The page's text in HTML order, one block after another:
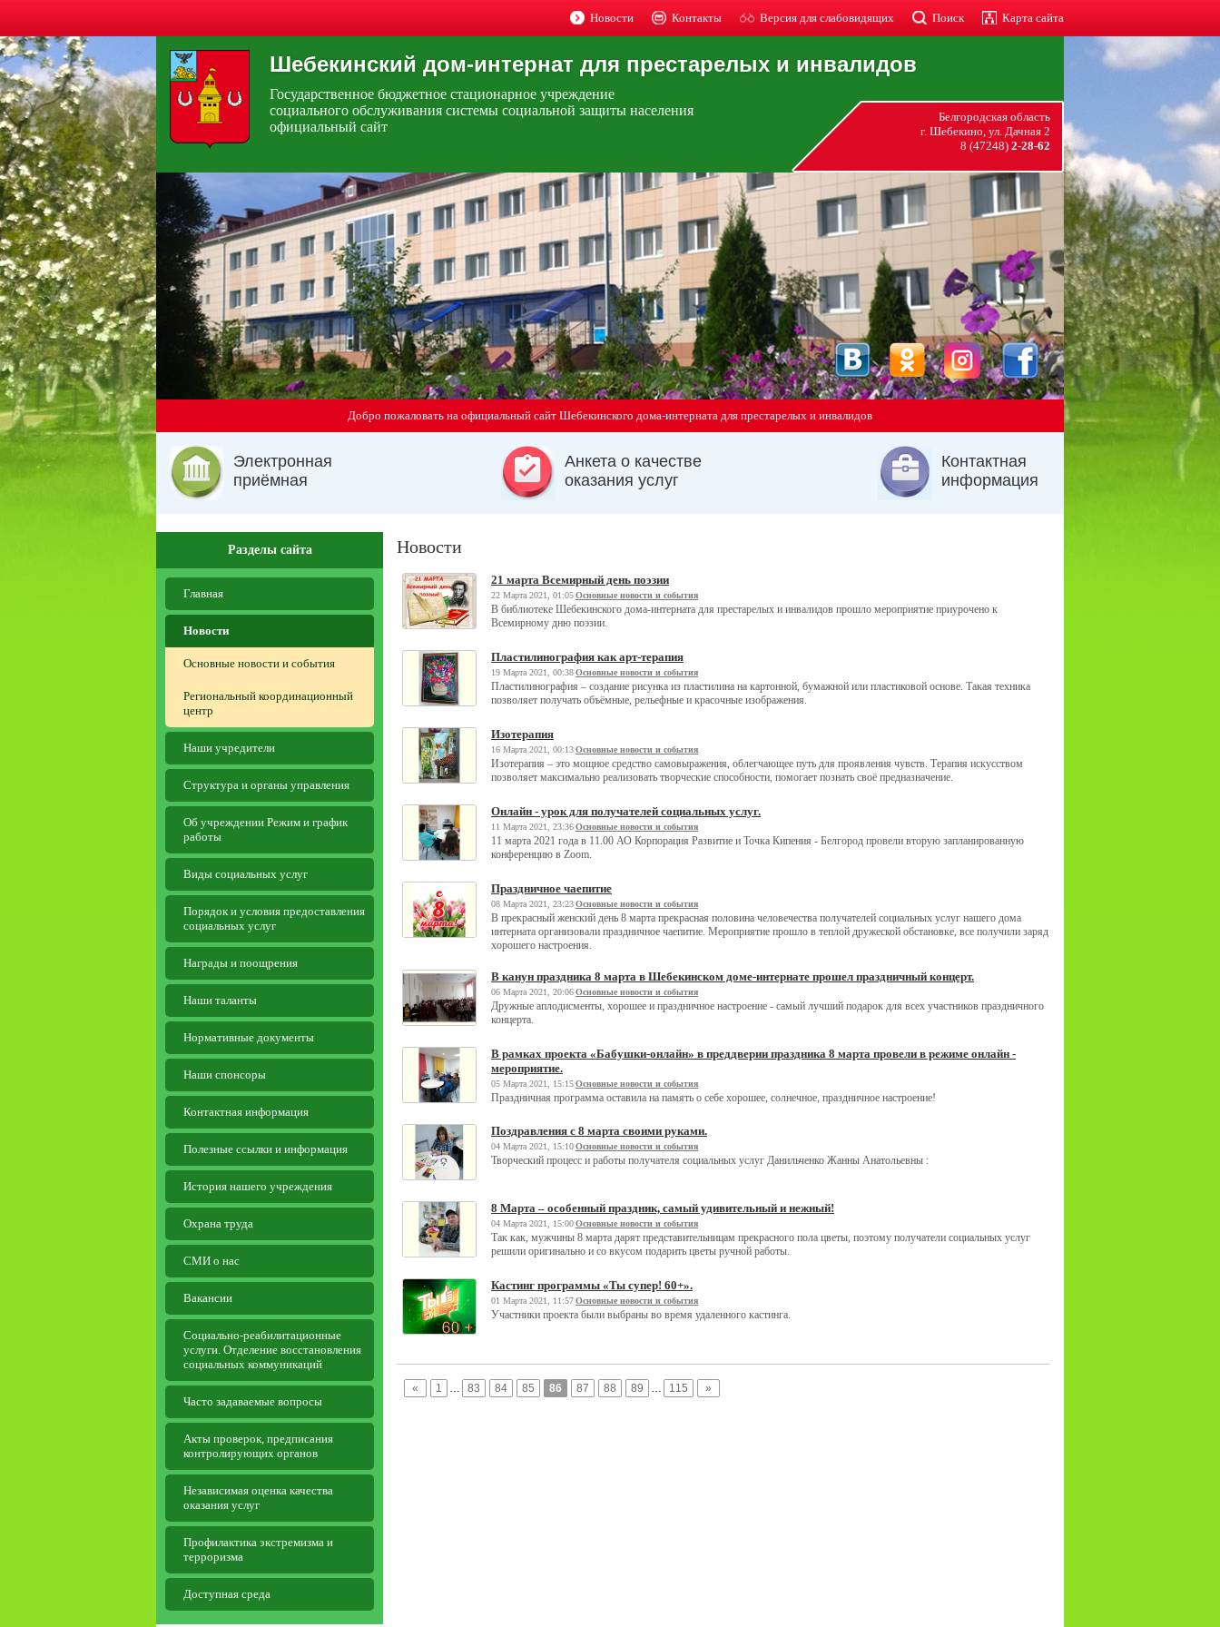
Новости Контакты Версия для слабовидящих Поиск Карта сайта
Шебекинский дом-интернат для престарелых и инвалидов
Государственное бюджетное стационарное учреждение
социального обслуживания системы социальной защиты населения
официальный сайт
Белгородская область
г. Шебекино, ул. Дачная 2
8 (47248) 2-28-62
Добро пожаловать на официальный сайт Шебекинского дома-интерната для престарелых и инвалидов
Электронная
приёмная
Анкета о качестве
оказания услуг
Контактная
информация
Разделы сайта
Главная
Новости
Основные новости и события
Региональный координационный
центр
Наши учредители
Структура и органы управления
Об учреждении Режим и график
работы
Виды социальных услуг
Порядок и условия предоставления
социальных услуг
Награды и поощрения
Наши таланты
Нормативные документы
Наши спонсоры
Контактная информация
Полезные ссылки и информация
История нашего учреждения
Охрана труда
СМИ о нас
Вакансии
Социально-реабилитационные
услуги. Отделение восстановления
социальных коммуникаций
Часто задаваемые вопросы
Aкты проверок, предписания
контролирующих органов
Независимая оценка качества
оказания услуг
Профилактика экстремизма и
терроризма
Доступная среда
Новости
21 марта Всемирный день поэзии
22 Марта 2021, 01:05Основные новости и события
В библиотеке Шебекинского дома-интерната для престарелых и инвалидов прошло мероприятие приурочено к
Всемирному дню поэзии.
Пластилинография как арт-терапия
19 Марта 2021, 00:38Основные новости и события
Пластилинография – создание рисунка из пластилина на картонной, бумажной или пластиковой основе. Такая техника
позволяет получать объёмные, рельефные и красочные изображения.
Изотерапия
16 Марта 2021, 00:13Основные новости и события
Изотерапия – это мощное средство самовыражения, облегчающее путь для проявления чувств. Терапия искусством
позволяет максимально реализовать творческие способности, помогает познать своё предназначение.
Онлайн - урок для получателей социальных услуг.
11 Марта 2021, 23:36Основные новости и события
11 марта 2021 года в 11.00 АО Корпорация Развитие и Точка Кипения - Белгород провели вторую запланированную
конференцию в Zoom.
Праздничное чаепитие
08 Марта 2021, 23:23Основные новости и события
В прекрасный женский день 8 марта прекрасная половина человечества получателей социальных услуг нашего дома
интерната организовали праздничное чаепитие. Мероприятие прошло в теплой дружеской обстановке, все получили заряд
хорошего настроения.
В канун праздника 8 марта в Шебекинском доме-интернате прошел праздничный концерт.
06 Марта 2021, 20:06Основные новости и события
Дружные аплодисменты, хорошее и праздничное настроение - самый лучший подарок для всех участников праздничного
концерта.
В рамках проекта «Бабушки-онлайн» в преддверии праздника 8 марта провели в режиме онлайн -
мероприятие.
05 Марта 2021, 15:15Основные новости и события
Праздничная программа оставила на память о себе хорошее, солнечное, праздничное настроение!
Поздравления с 8 марта своими руками.
04 Марта 2021, 15:10Основные новости и события
Творческий процесс и работы получателя социальных услуг Данильченко Жанны Анатольевны :
8 Марта – особенный праздник, самый удивительный и нежный!
04 Марта 2021, 15:00Основные новости и события
Так как, мужчины 8 марта дарят представительницам прекрасного пола цветы, поэтому получатели социальных услуг
решили оригинально и со вкусом подарить цветы ручной работы.
Кастинг программы «Ты супер! 60+».
01 Марта 2021, 11:57Основные новости и события
Участники проекта были выбраны во время удаленного кастинга.
« 1 … 83 84 85 86 87 88 89 … 115 »